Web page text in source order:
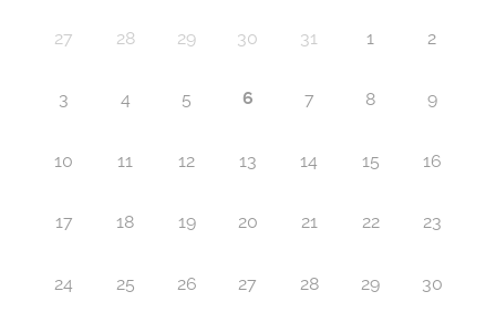
27 28 29 30 31 1 2
3 4 5 6 7 8 9
10 11 12 13 14 15 16
17 18 19 20 21 22 23
24 25 26 27 28 29 30